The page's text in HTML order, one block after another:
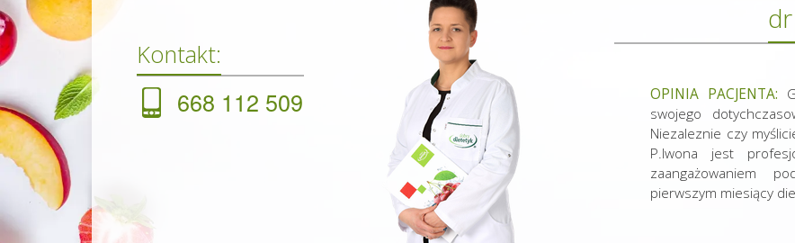
Kontakt:
668 112 509
dr
OPINIA PACJENTA:
swojego
Niezaleznie czy
P.Iwona jest
zaangażowaniem
pierwszym miesiący